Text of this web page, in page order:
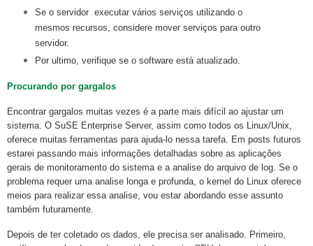
Se o servidor executar vários serviços utilizando o
mesmos recursos, considere mover serviços para outro
servidor.
Por ultimo, verifique se o software está atualizado.
Procurando por gargalos
Encontrar gargalos muitas vezes é a parte mais difícil ao ajustar um
sistema. O SuSE Enterprise Server, assim como todos os Linux/Unix,
oferece muitas ferramentas para ajuda-lo nessa tarefa. Em posts futuros
estarei passando mais informações detalhadas sobre as aplicações
gerais de monitoramento do sistema e a analise do arquivo de log. Se o
problema requer uma analise longa e profunda, o kernel do Linux oferece
meios para realizar essa analise, vou estar abordando esse assunto
também futuramente.
Depois de ter coletado os dados, ele precisa ser analisado. Primeiro,